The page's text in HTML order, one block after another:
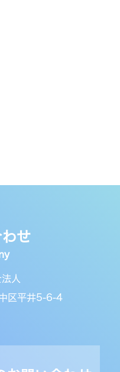
せ
人
区平井5-6-4